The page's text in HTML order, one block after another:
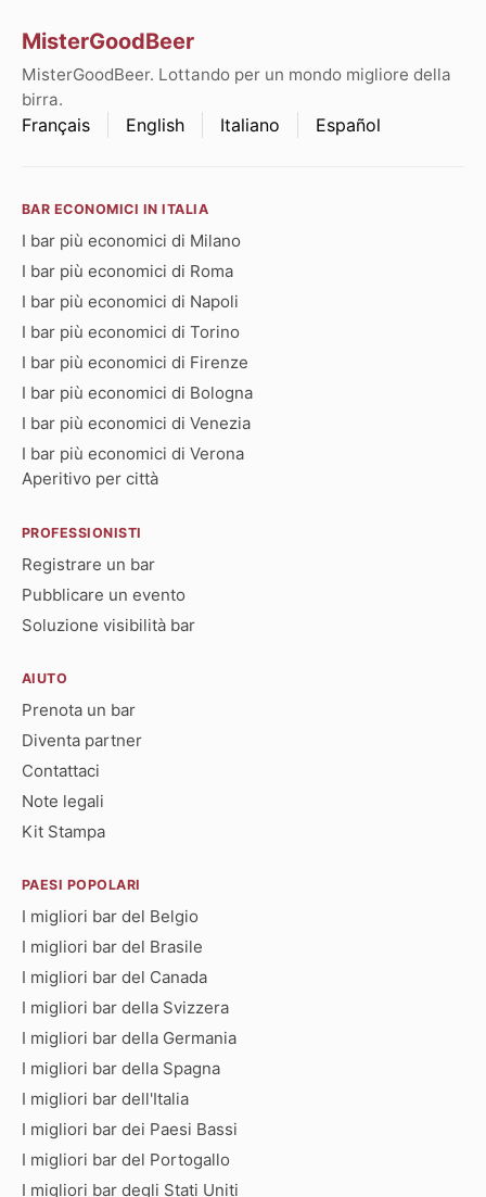
MisterGoodBeer
MisterGoodBeer. Lottando per un mondo migliore della
birra.
Français English Italiano Español
BAR ECONOMICI IN ITALIA
I bar più economici di Milano
I bar più economici di Roma
I bar più economici di Napoli
I bar più economici di Torino
I bar più economici di Firenze
I bar più economici di Bologna
I bar più economici di Venezia
I bar più economici di Verona
Aperitivo per città
PROFESSIONISTI
Registrare un bar
Pubblicare un evento
Soluzione visibilità bar
AIUTO
Prenota un bar
Diventa partner
Contattaci
Note legali
Kit Stampa
PAESI POPOLARI
I migliori bar del Belgio
I migliori bar del Brasile
I migliori bar del Canada
I migliori bar della Svizzera
I migliori bar della Germania
I migliori bar della Spagna
I migliori bar dell'Italia
I migliori bar dei Paesi Bassi
I migliori bar del Portogallo
I migliori bar degli Stati Uniti